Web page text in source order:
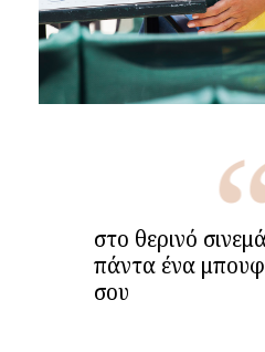
στο θερινό
πάντα ένα
σου